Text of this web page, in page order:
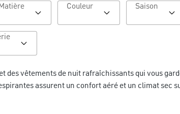
Matière Couleur
Série
des vêtements de nuit rafraîchissants qui vous
assurent un confort aéré et un climat sec